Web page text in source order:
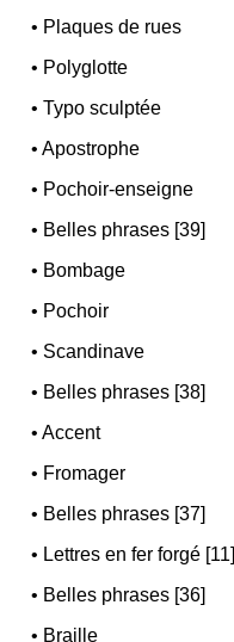
• Plaques de rues
• Polyglotte
•Typo sculptée
•Apostrophe
• Pochoir-enseigne
• Belles phrases [39]
• Bombage
• Pochoir
• Scandinave
• Belles phrases [38]
•Accent
• Fromager
• Belles phrases [37]
• Lettres en fer forgé [11]
• Belles phrases [36]
• Braille